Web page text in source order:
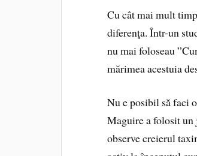
Cu cât mai mult
diferenţa. Într-un
nu mai foloseau
mărimea acestuia
Nu e posibil să faci
Maguire a folosit un
observe creierul